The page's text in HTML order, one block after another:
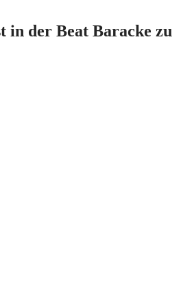
in der Beat Baracke zu